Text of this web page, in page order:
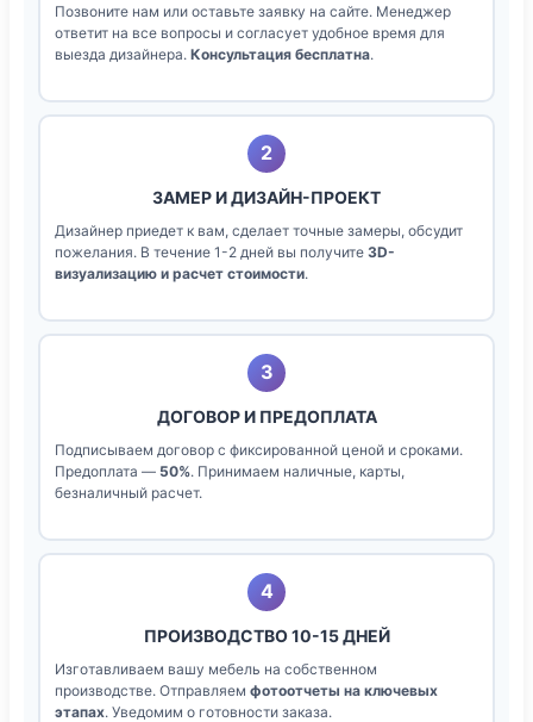
Позвоните нам или оставьте заявку на сайте. Менеджер
ответит на все вопросы и согласует удобное время для
выезда дизайнера. Консультация бесплатна.
2
ЗАМЕР И ДИЗАЙН-ПРОЕКТ
Дизайнер приедет к вам, сделает точные замеры, обсудит
пожелания. В течение 1-2 дней вы получите 3D-
визуализацию и расчет стоимости.
3
ДОГОВОР И ПРЕДОПЛАТА
Подписываем договор с фиксированной ценой и сроками.
Предоплата — 50%. Принимаем наличные, карты,
безналичный расчет.
4
ПРОИЗВОДСТВО 10-15 ДНЕЙ
Изготавливаем вашу мебель на собственном
производстве. Отправляем фотоотчеты на ключевых
этапах. Уведомим о готовности заказа.